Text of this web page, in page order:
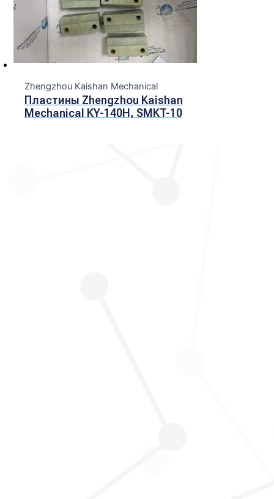
Zhengzhou Kaishan Mechanical
Пластины Zhengzhou Kaishan
Mechanical KY-140H, SMKT-10